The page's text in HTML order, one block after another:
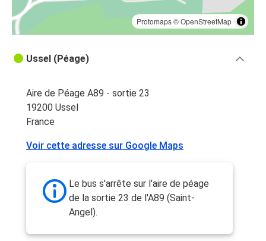
Protomaps©OpenStreetMap
Ussel (Péage)
Aire de Péage A89 - sortie 23
19200 Ussel
France
Voir cette adresse sur Google Maps
Le bus s'arrête sur l'aire de péage
de la sortie 23 de l'A89 (Saint-
Angel).